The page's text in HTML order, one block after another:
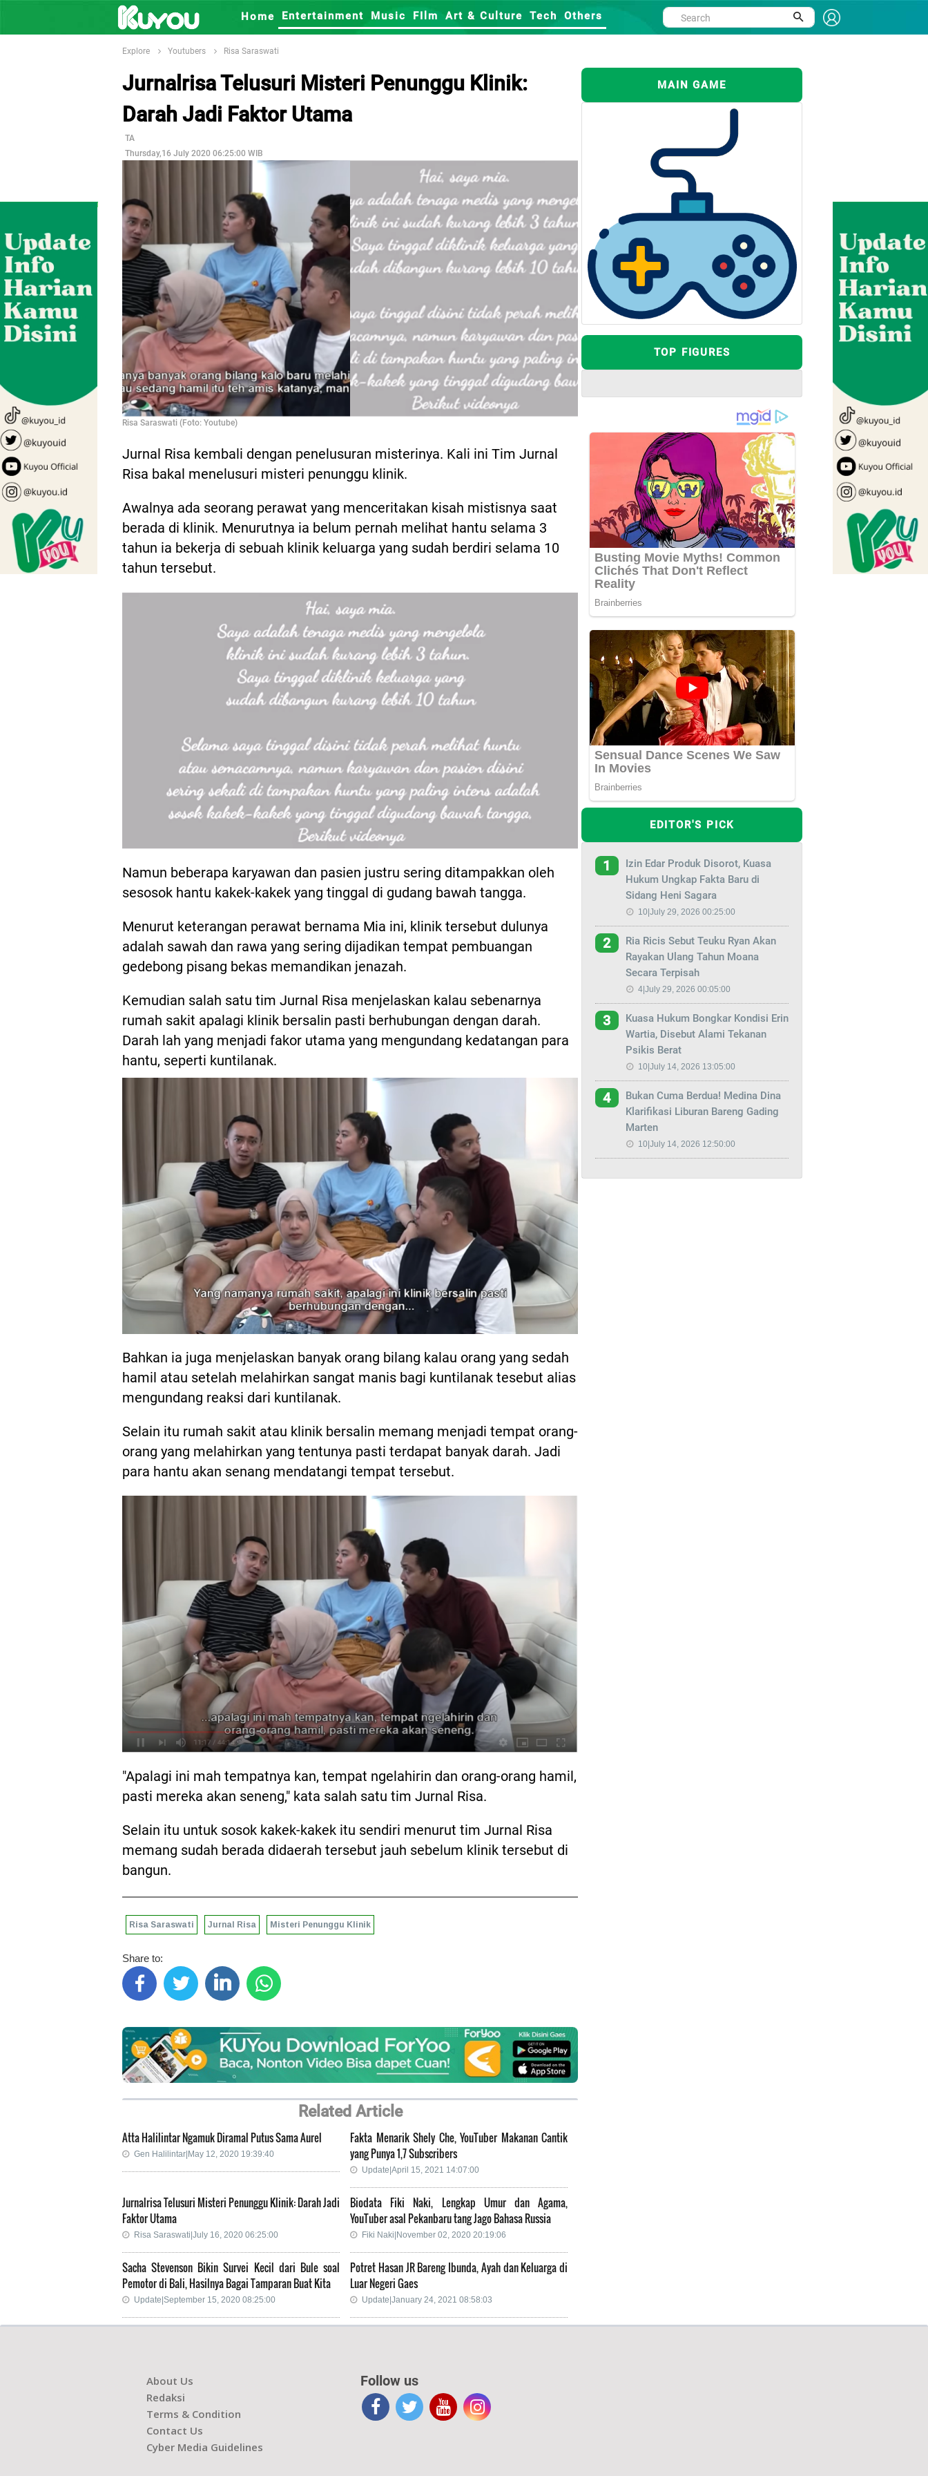
Home Entertainment Music FIlm Art & Culture Tech Others
Explore Youtubers Risa Saraswati
Jurnalrisa Telusuri Misteri Penunggu Klinik:
Darah Jadi Faktor Utama
TA
Thursday,16 July 2020 06:25:00 WIB
Risa Saraswati (Foto: Youtube)
Jurnal Risa kembali dengan penelusuran misterinya. Kali ini Tim Jurnal
Risa bakal menelusuri misteri penunggu klinik.
Awalnya ada seorang perawat yang menceritakan kisah mistisnya saat
berada di klinik. Menurutnya ia belum pernah melihat hantu selama 3
tahun ia bekerja di sebuah klinik keluarga yang sudah berdiri selama 10
tahun tersebut.
Namun beberapa karyawan dan pasien justru sering ditampakkan oleh
sesosok hantu kakek-kakek yang tinggal di gudang bawah tangga.
Menurut keterangan perawat bernama Mia ini, klinik tersebut dulunya
adalah sawah dan rawa yang sering dijadikan tempat pembuangan
gedebong pisang bekas memandikan jenazah.
Kemudian salah satu tim Jurnal Risa menjelaskan kalau sebenarnya
rumah sakit apalagi klinik bersalin pasti berhubungan dengan darah.
Darah lah yang menjadi fakor utama yang mengundang kedatangan para
hantu, seperti kuntilanak.
Bahkan ia juga menjelaskan banyak orang bilang kalau orang yang sedah
hamil atau setelah melahirkan sangat manis bagi kuntilanak tesebut alias
mengundang reaksi dari kuntilanak.
Selain itu rumah sakit atau klinik bersalin memang menjadi tempat orang-
orang yang melahirkan yang tentunya pasti terdapat banyak darah. Jadi
para hantu akan senang mendatangi tempat tersebut.
"Apalagi ini mah tempatnya kan, tempat ngelahirin dan orang-orang hamil,
pasti mereka akan seneng," kata salah satu tim Jurnal Risa.
Selain itu untuk sosok kakek-kakek itu sendiri menurut tim Jurnal Risa
memang sudah berada didaerah tersebut jauh sebelum klinik tersebut di
bangun.
Risa Saraswati Jurnal Risa Misteri Penunggu Klinik
Share to:
Related Article
Atta Halilintar Ngamuk Diramal Putus Sama Aurel
Gen Halilintar|May 12, 2020 19:39:40
Fakta Menarik Shely Che, YouTuber Makanan Cantik
yang Punya 1,7 Subscribers
Update|April 15, 2021 14:07:00
Jurnalrisa Telusuri Misteri Penunggu Klinik: Darah Jadi
Faktor Utama
Risa Saraswati|July 16, 2020 06:25:00
Biodata Fiki Naki, Lengkap Umur dan Agama,
YouTuber asal Pekanbaru tang Jago Bahasa Russia
Fiki Naki|November 02, 2020 20:19:06
Sacha Stevenson Bikin Survei Kecil dari Bule soal
Pemotor di Bali, Hasilnya Bagai Tamparan Buat Kita
Update|September 15, 2020 08:25:00
Potret Hasan JR Bareng Ibunda, Ayah dan Keluarga di
Luar Negeri Gaes
Update|January 24, 2021 08:58:03
MAIN GAME
TOP FIGURES
EDITOR'S PICK
1
Izin Edar Produk Disorot, Kuasa
Hukum Ungkap Fakta Baru di
Sidang Heni Sagara
10|July 29, 2026 00:25:00
2
Ria Ricis Sebut Teuku Ryan Akan
Rayakan Ulang Tahun Moana
Secara Terpisah
4|July 29, 2026 00:05:00
3
Kuasa Hukum Bongkar Kondisi Erin
Wartia, Disebut Alami Tekanan
Psikis Berat
10|July 14, 2026 13:05:00
4
Bukan Cuma Berdua! Medina Dina
Klarifikasi Liburan Bareng Gading
Marten
10|July 14, 2026 12:50:00
About Us
Redaksi
Terms & Condition
Contact Us
Cyber Media Guidelines
Follow us